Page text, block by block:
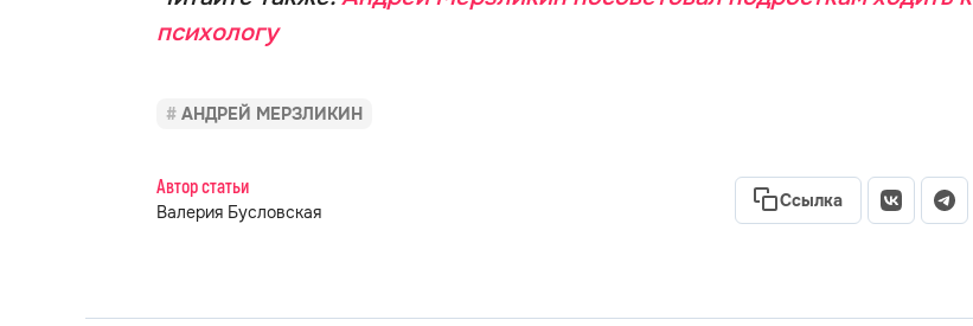
психологу
АНДРЕЙ МЕРЗЛИКИН
Автор статьи
Валерия Бусловская
Ссылка